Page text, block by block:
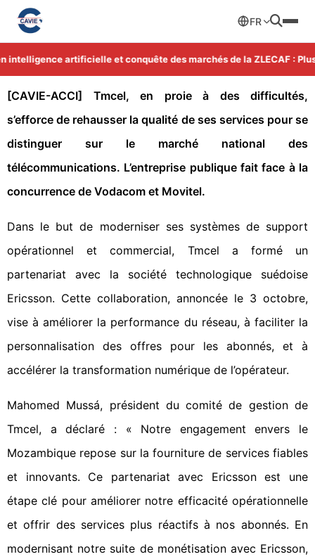
artificielle et conquête des marchés de la ZLECAF : Plus
FR
[CAVIE-ACCI]
Tmcel, en proie à des difficultés,
s’efforce de rehausser la qualité de ses services pour se
distinguer sur le marché national des
télécommunications. L’entreprise publique fait face à la
concurrence de Vodacom et Movitel.
Dans le but de moderniser ses systèmes de support
opérationnel et commercial, Tmcel a formé un
partenariat avec la société technologique suédoise
Ericsson. Cette collaboration, annoncée le 3 octobre,
vise à améliorer la performance du réseau, à faciliter la
personnalisation des offres pour les abonnés, et à
accélérer la transformation numérique de l’opérateur.
Mahomed Mussá, président du comité de gestion de
Tmcel, a déclaré : « Notre engagement envers le
Mozambique repose sur la fourniture de services fiables
et innovants. Ce partenariat avec Ericsson est une
étape clé pour améliorer notre efficacité opérationnelle
et offrir des services plus réactifs à nos abonnés. En
modernisant notre suite de monétisation avec Ericsson,